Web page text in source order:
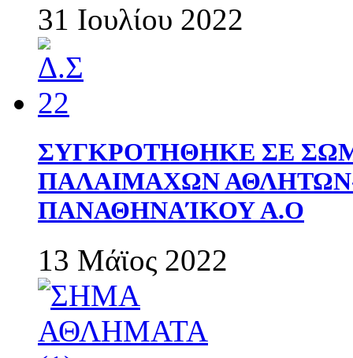
31 Ιουλίου 2022
ΣΥΓΚΡΟΤΗΘΗΚΕ ΣΕ
ΠΑΛΑΙΜΑΧΩΝ
ΠΑΝΑΘΗΝΑΊΚΟΥ Α.Ο
13 Μάϊος 2022